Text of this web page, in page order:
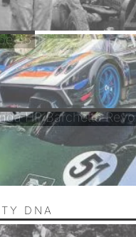
45
HP Barchetta Revo
DNA